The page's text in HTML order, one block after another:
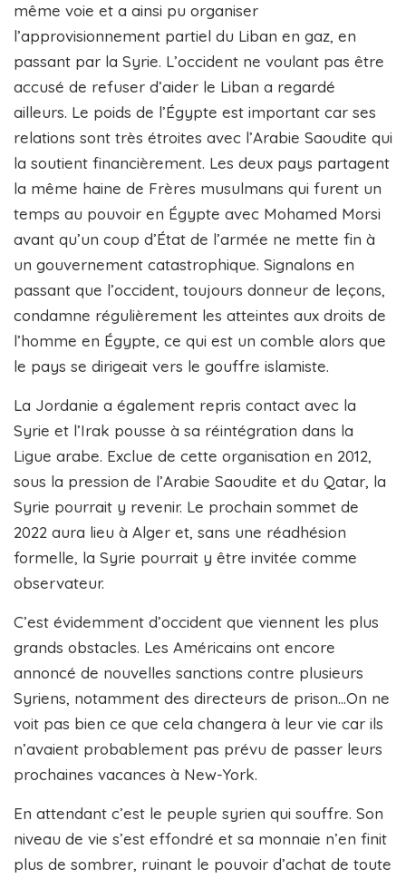
même voie et a ainsi pu organiser
l’approvisionnement partiel du Liban en gaz, en
passant par la Syrie. L’occident ne voulant pas être
accusé de refuser d’aider le Liban a regardé
ailleurs. Le poids de l’Égypte est important car ses
relations sont très étroites avec l’Arabie Saoudite qui
la soutient financièrement. Les deux pays partagent
la même haine de Frères musulmans qui furent un
temps au pouvoir en Égypte avec Mohamed Morsi
avant qu’un coup d’État de l’armée ne mette fin à
un gouvernement catastrophique. Signalons en
passant que l’occident, toujours donneur de leçons,
condamne régulièrement les atteintes aux droits de
l’homme en Égypte, ce qui est un comble alors que
le pays se dirigeait vers le gouffre islamiste.
La Jordanie a également repris contact avec la
Syrie et l’Irak pousse à sa réintégration dans la
Ligue arabe. Exclue de cette organisation en 2012,
sous la pression de l’Arabie Saoudite et du Qatar, la
Syrie pourrait y revenir. Le prochain sommet de
2022 aura lieu à Alger et, sans une réadhésion
formelle, la Syrie pourrait y être invitée comme
observateur.
C’est évidemment d’occident que viennent les plus
grands obstacles. Les Américains ont encore
annoncé de nouvelles sanctions contre plusieurs
Syriens, notamment des directeurs de prison…On ne
voit pas bien ce que cela changera à leur vie car ils
n’avaient probablement pas prévu de passer leurs
prochaines vacances à New-York.
En attendant c’est le peuple syrien qui souffre. Son
niveau de vie s’est effondré et sa monnaie n’en finit
plus de sombrer, ruinant le pouvoir d’achat de toute